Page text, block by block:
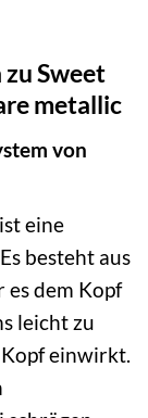
Sweet
metallic
von
eine
besteht aus
es dem Kopf
leicht zu
einwirkt.